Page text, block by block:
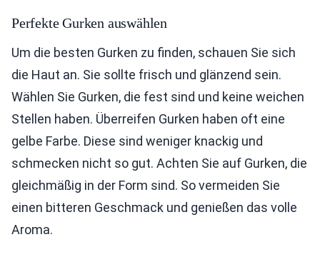
Perfekte Gurken auswählen
Um die besten Gurken zu finden, schauen Sie sich
die Haut an. Sie sollte frisch und glänzend sein.
Wählen Sie Gurken, die fest sind und keine weichen
Stellen haben. Überreifen Gurken haben oft eine
gelbe Farbe. Diese sind weniger knackig und
schmecken nicht so gut. Achten Sie auf Gurken, die
gleichmäßig in der Form sind. So vermeiden Sie
einen bitteren Geschmack und genießen das volle
Aroma.